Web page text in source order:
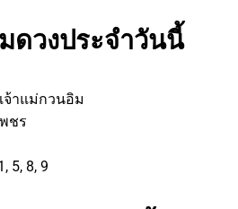
ดวงประจำวันนี้
จ้าแม่กวนอิม
พชร
5, 8, 9